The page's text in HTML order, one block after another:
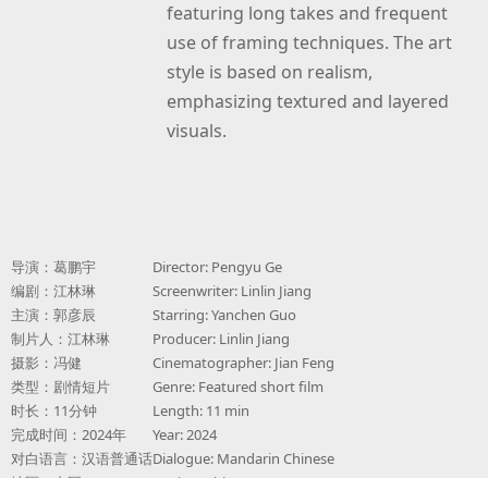
featuring long takes and frequent
use of framing techniques. The art
style is based on realism,
emphasizing textured and layered
visuals.
导演：葛鹏宇
编剧：江林琳
主演：郭彦辰
制片人：江林琳
摄影：冯健
类型：剧情短片
时长：11分钟
完成时间：2024年
对白语言：汉语普通话
Director: Pengyu Ge
Screenwriter: Linlin Jiang
Starring: Yanchen Guo
Producer: Linlin Jiang
Cinematographer: Jian Feng
Genre: Featured short film
Length: 11 min
Year: 2024
Dialogue: Mandarin Chinese